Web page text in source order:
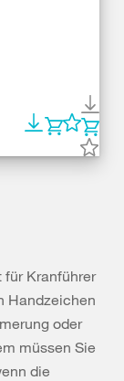
Kranführer
Handzeichen
oder
müssen Sie
die